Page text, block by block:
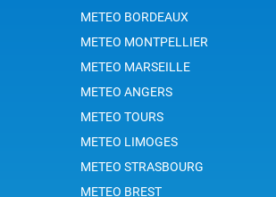
METEO BORDEAUX
METEO MONTPELLIER
METEO MARSEILLE
METEO ANGERS
METEO TOURS
METEO LIMOGES
METEO STRASBOURG
METEO BREST